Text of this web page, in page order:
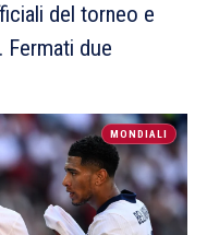
del torneo e
Fermati due
MONDIALI